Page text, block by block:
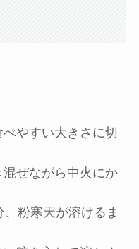
やすい大きさに切
ぜながら中火にか
粉寒天が溶けるま